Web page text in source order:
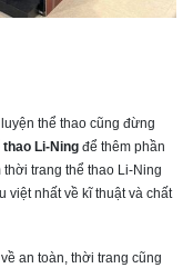
thể thao cũng đừng
Li-Ning để thêm phần
trang thể thao Li-Ning
việt nhất về kĩ thuật và chất
an toàn, thời trang cũng